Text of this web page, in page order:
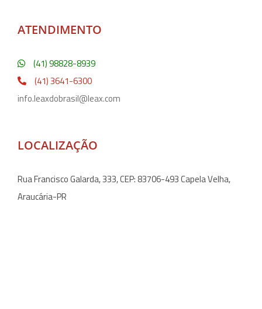
ATENDIMENTO
(41) 98828-8939
(41) 3641-6300
info.leaxdobrasil@leax.com
LOCALIZAÇÃO
Rua Francisco Galarda, 333, CEP: 83706-493 Capela Velha,
Araucária-PR